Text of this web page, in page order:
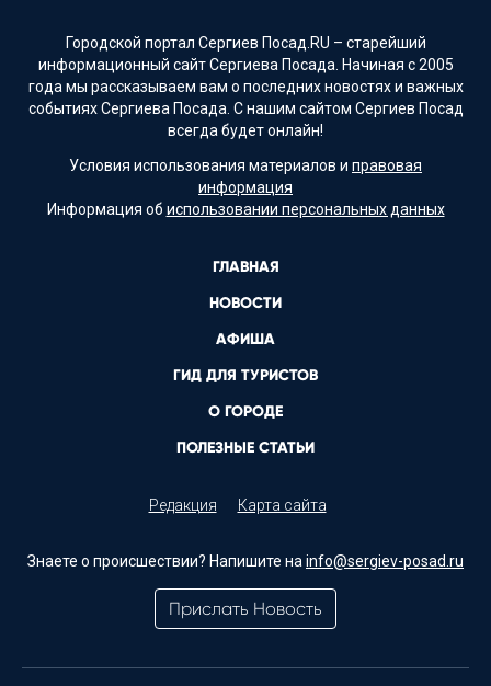
Городской портал Сергиев Посад.RU – старейший
информационный сайт Сергиева Посада. Начиная с 2005
года мы рассказываем вам о последних новостях и важных
событиях Сергиева Посада. С нашим сайтом Сергиев Посад
всегда будет онлайн!
Условия использования материалов и правовая
информация
Информация об использовании персональных данных
ГЛАВНАЯ
НОВОСТИ
АФИША
ГИД ДЛЯ ТУРИСТОВ
О ГОРОДЕ
ПОЛЕЗНЫЕ СТАТЬИ
Редакция Карта сайта
Знаете о происшествии? Напишите на info@sergiev-posad.ru
Прислать Новость